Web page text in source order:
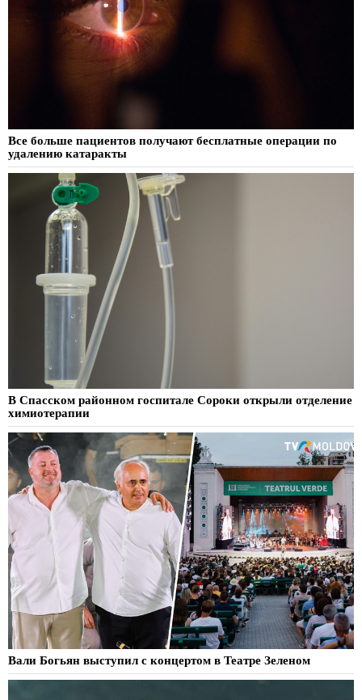
Все больше пациентов получают бесплатные операции по
удалению катаракты
В Спасском районном госпитале Сороки открыли отделение
химиотерапии
Вали Богьян выступил с концертом в Театре Зеленом